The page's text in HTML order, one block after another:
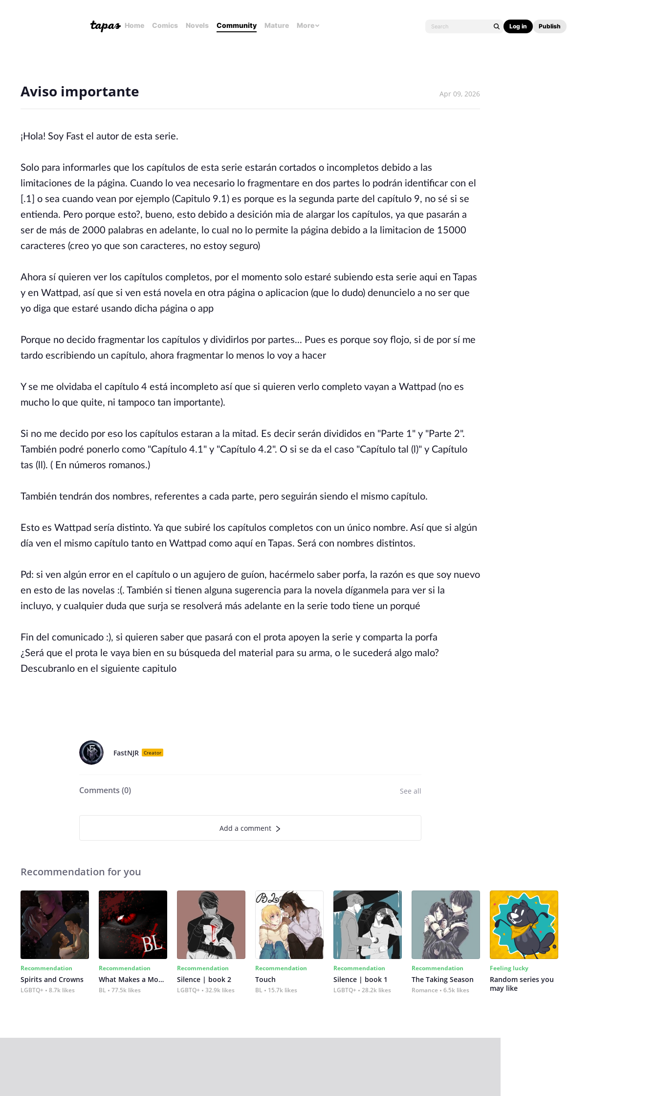
Home Comics Novels Community Mature More Log in Publish
Aviso importante Apr 09, 2026
¡Hola! Soy Fast el autor de esta serie.
Solo para informarles que los capítulos de esta serie estarán cortados o incompletos debido a las
limitaciones de la página. Cuando lo vea necesario lo fragmentare en dos partes lo podrán identificar con el
[.1] o sea cuando vean por ejemplo (Capitulo 9.1) es porque es la segunda parte del capítulo 9, no sé si se
entienda. Pero porque esto?, bueno, esto debido a desición mia de alargar los capítulos, ya que pasarán a
ser de más de 2000 palabras en adelante, lo cual no lo permite la página debido a la limitacion de 15000
caracteres (creo yo que son caracteres, no estoy seguro)
Ahora sí quieren ver los capítulos completos, por el momento solo estaré subiendo esta serie aqui en Tapas
y en Wattpad, así que si ven está novela en otra página o aplicacion (que lo dudo) denuncielo a no ser que
yo diga que estaré usando dicha página o app
Porque no decido fragmentar los capítulos y dividirlos por partes... Pues es porque soy flojo, si de por sí me
tardo escribiendo un capítulo, ahora fragmentar lo menos lo voy a hacer
Y se me olvidaba el capítulo 4 está incompleto así que si quieren verlo completo vayan a Wattpad (no es
mucho lo que quite, ni tampoco tan importante).
Si no me decido por eso los capítulos estaran a la mitad. Es decir serán divididos en "Parte 1" y "Parte 2".
También podré ponerlo como "Capítulo 4.1" y "Capítulo 4.2". O si se da el caso "Capítulo tal (l)" y Capítulo
tas (ll). ( En números romanos.)
También tendrán dos nombres, referentes a cada parte, pero seguirán siendo el mismo capítulo.
Esto es Wattpad sería distinto. Ya que subiré los capítulos completos con un único nombre. Así que si algún
día ven el mismo capítulo tanto en Wattpad como aquí en Tapas. Será con nombres distintos.
Pd: si ven algún error en el capítulo o un agujero de guíon, hacérmelo saber porfa, la razón es que soy nuevo
en esto de las novelas :(. También si tienen alguna sugerencia para la novela díganmela para ver si la
incluyo, y cualquier duda que surja se resolverá más adelante en la serie todo tiene un porqué
Fin del comunicado :), si quieren saber que pasará con el prota apoyen la serie y comparta la porfa
¿Será que el prota le vaya bien en su búsqueda del material para su arma, o le sucederá algo malo?
Descubranlo en el siguiente capitulo
FastNJR Creator
Comments (0) See all
Add a comment
Recommendation for you
Recommendation
Spirits and Crowns
LGBTQ+ 8.7k likes
Recommendation
What Makes a Monster
BL 77.5k likes
Recommendation
Silence | book 2
LGBTQ+ 32.9k likes
Recommendation
Touch
BL 15.7k likes
Recommendation
Silence | book 1
LGBTQ+ 28.2k likes
Recommendation
The Taking Season
Romance 6.5k likes
Feeling lucky
Random series you
may like